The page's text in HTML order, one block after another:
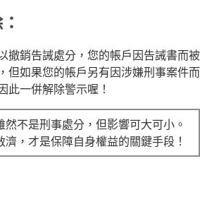
撤銷告誡處分，您的帳戶因告誡書而被
但如果您的帳戶另有因涉嫌刑事案件而
此一併解除警示喔！
然不是刑事處分，但影響可大可小。
，才是保障自身權益的關鍵手段！